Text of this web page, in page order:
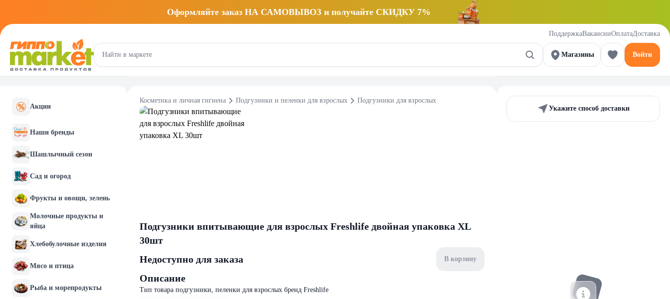
Оформляйте заказ НА САМОВЫВОЗ и получайте СКИДКУ 7%
ПоддержкаВакансииОплатаДоставка
Магазины Войти
Акции
Наши бренды
Шашлычный сезон
Сад и огород
Фрукты и овощи, зелень
Молочные продукты и
яйца
Хлебобулочные изделия
Мясо и птица
Рыба и морепродукты
Косметика и личная гигиена Подгузники и пеленки для взрослых Подгузники для взрослых
Подгузники впитывающие для взрослых Freshlife двойная упаковка XL
30шт
Недоступно для заказа
В корзину
Описание
Тип товара подгузники, пеленки для взрослых бренд Freshlife
Укажите способ доставки